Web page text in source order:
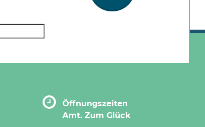
Öffnungszeiten
Amt. Zum Glück